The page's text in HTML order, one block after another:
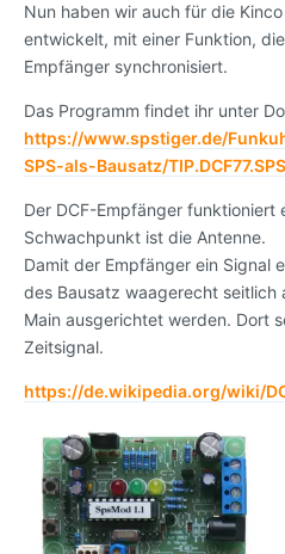
Nun haben wir auch für die
entwickelt, mit einer Funktion,
Empfänger synchronisiert.
Das Programm findet ihr unter
https://www.spstiger.de/
SPS-als-Bausatz/TIP.DCF77.SPS
Der DCF-Empfänger
Schwachpunkt ist die Antenne.
Damit der Empfänger ein Signal
des Bausatz waagerecht seitlich
Main ausgerichtet werden. Dort
Zeitsignal.
https://de.wikipedia.org/wiki/